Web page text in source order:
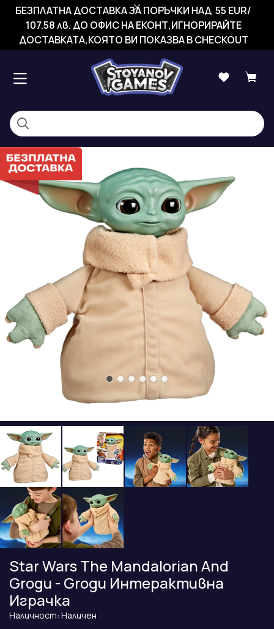
БЕЗПЛАТНА ДОСТАВКА ЗА ПОРЪЧКИ НАД 55 EUR/
107.58 лв. ДО ОФИС НА ЕКОНТ,ИГНОРИРАЙТЕ
ДОСТАВКАТА,КОЯТО ВИ ПОКАЗВА В CHECKOUT
Star Wars The Mandalorian And
Grogu - Grogu Интерактивна
Играчка
Наличност: Наличен